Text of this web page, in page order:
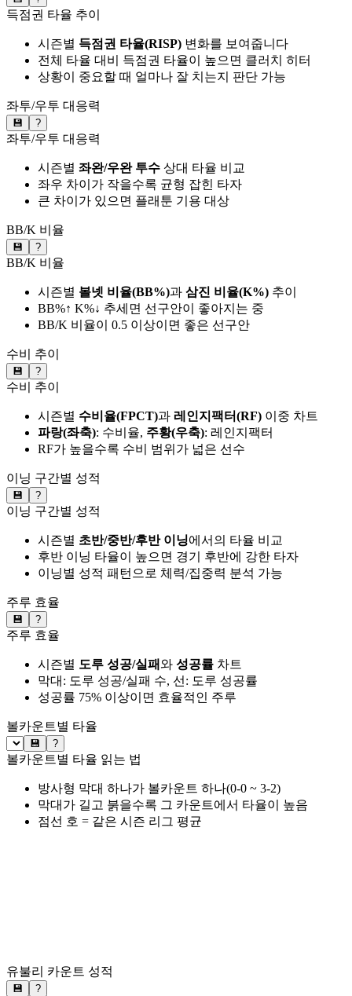
득점권 타율 추이
시즌별 득점권 타율(RISP) 변화를 보여줍니다
전체 타율 대비 득점권 타율이 높으면 클러치 히터
상황이 중요할 때 얼마나 잘 치는지 판단 가능
좌투/우투 대응력
💾 ?
좌투/우투 대응력
시즌별 좌완/우완 투수 상대 타율 비교
좌우 차이가 작을수록 균형 잡힌 타자
큰 차이가 있으면 플래툰 기용 대상
BB/K 비율
💾 ?
BB/K 비율
시즌별 볼넷 비율(BB%)과 삼진 비율(K%) 추이
BB%↑ K%↓ 추세면 선구안이 좋아지는 중
BB/K 비율이 0.5 이상이면 좋은 선구안
수비 추이
💾 ?
수비 추이
시즌별 수비율(FPCT)과 레인지팩터(RF) 이중 차트
파랑(좌축): 수비율, 주황(우축): 레인지팩터
RF가 높을수록 수비 범위가 넓은 선수
이닝 구간별 성적
💾 ?
이닝 구간별 성적
시즌별 초반/중반/후반 이닝에서의 타율 비교
후반 이닝 타율이 높으면 경기 후반에 강한 타자
이닝별 성적 패턴으로 체력/집중력 분석 가능
주루 효율
💾 ?
주루 효율
시즌별 도루 성공/실패와 성공률 차트
막대: 도루 성공/실패 수, 선: 도루 성공률
성공률 75% 이상이면 효율적인 주루
볼카운트별 타율
💾 ?
볼카운트별 타율 읽는 법
방사형 막대 하나가 볼카운트 하나(0-0 ~ 3-2)
막대가 길고 붉을수록 그 카운트에서 타율이 높음
점선 호 = 같은 시즌 리그 평균
유불리 카운트 성적
💾 ?